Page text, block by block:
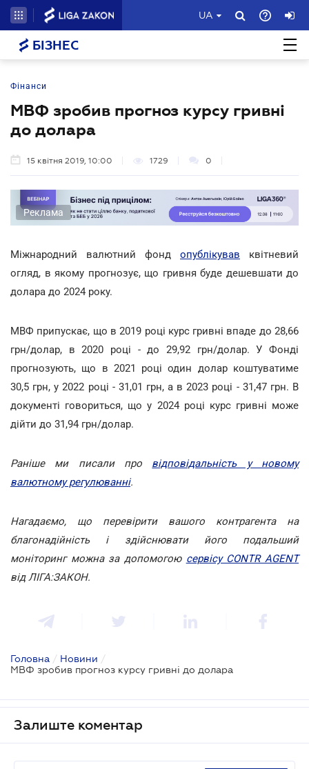
UA
БІЗНЕС
Фінанси
МВФ зробив прогноз курсу гривні
до долара
15 квітня 2019, 10:00 1729 0
Реклама
Міжнародний валютний фонд опублікував квітневий
огляд, в якому прогнозує, що гривня буде дешевшати до
долара до 2024 року.
МВФ припускає, що в 2019 році курс гривні впаде до 28,66
грн/долар, в 2020 році - до 29,92 грн/долар. У Фонді
прогнозують, що в 2021 році один долар коштуватиме
30,5 грн, у 2022 році - 31,01 грн, а в 2023 році - 31,47 грн. В
документі говориться, що у 2024 році курс гривні може
дійти до 31,94 грн/долар.
Раніше ми писали про відповідальність у новому
валютному регулюванні.
Нагадаємо, що перевірити вашого контрагента на
благонадійність і здійснювати його подальший
моніторинг можна за допомогою сервісу CONTR AGENT
від ЛІГА:ЗАКОН.
Головна / Новини /
МВФ зробив прогноз курсу гривні до долара
Залиште коментар